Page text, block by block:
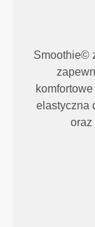
Smoothie©
elastyczna
oraz